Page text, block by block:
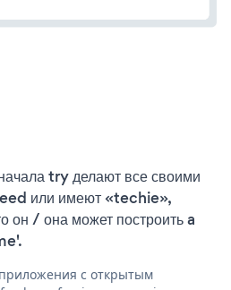
try делают все своими
или имеют «techie»,
он / она может построить a
с открытым